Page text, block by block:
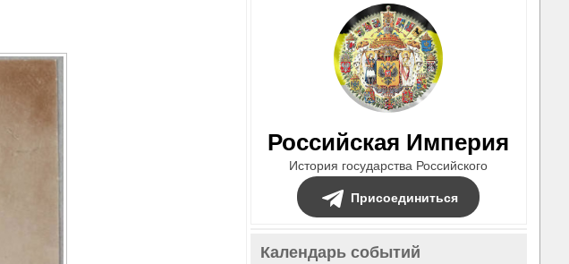
Российская Империя
История государства Российского
Присоединиться
Календарь событий